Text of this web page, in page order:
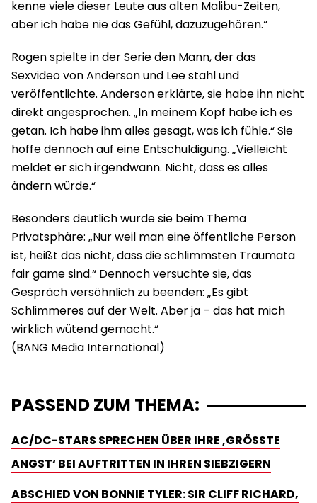
kenne viele dieser Leute aus alten Malibu-Zeiten,
aber ich habe nie das Gefühl, dazuzugehören.“
Rogen spielte in der Serie den Mann, der das
Sexvideo von Anderson und Lee stahl und
veröffentlichte. Anderson erklärte, sie habe ihn nicht
direkt angesprochen. „In meinem Kopf habe ich es
getan. Ich habe ihm alles gesagt, was ich fühle.“ Sie
hoffe dennoch auf eine Entschuldigung. „Vielleicht
meldet er sich irgendwann. Nicht, dass es alles
ändern würde.“
Besonders deutlich wurde sie beim Thema
Privatsphäre: „Nur weil man eine öffentliche Person
ist, heißt das nicht, dass die schlimmsten Traumata
fair game sind.“ Dennoch versuchte sie, das
Gespräch versöhnlich zu beenden: „Es gibt
Schlimmeres auf der Welt. Aber ja – das hat mich
wirklich wütend gemacht.“
PASSEND ZUM THEMA:
AC/DC-STARS SPRECHEN ÜBER IHRE ‚GRÖSSTE A
NGST‘ BEI AUFTRITTEN IN IHREN SIEBZIGERN
ABSCHIED VON BONNIE TYLER: SIR CLIFF RICHARD,